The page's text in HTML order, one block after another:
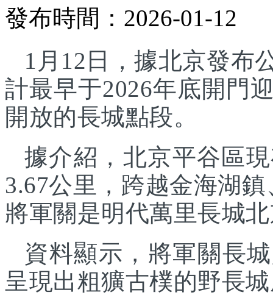
發布時間：2026-01-12
1月12日，據北京發布
計最早于2026年底開門
開放的長城點段。
據介紹，北京平谷區
3.67公里，跨越金海湖
將軍關是明代萬里長城
資料顯示，將軍關長
呈現出粗獷古樸的野長